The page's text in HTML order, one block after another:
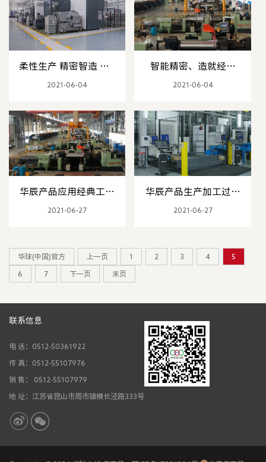
柔性生产 精密智造 ——
2021-06-04
智能精密、造就经典
2021-06-04
华辰产品应用经典工程
2021-06-27
华辰产品生产加工过程
2021-06-27
华球(中国)官方 上一页 1 2 3 4 5
6 7 下一页 末页
联系信息
电 话：0512-50361922
传 真：0512-55107976
销 售： 0512-55107979
地 址：江苏省昆山市周市镇横长泾路333号